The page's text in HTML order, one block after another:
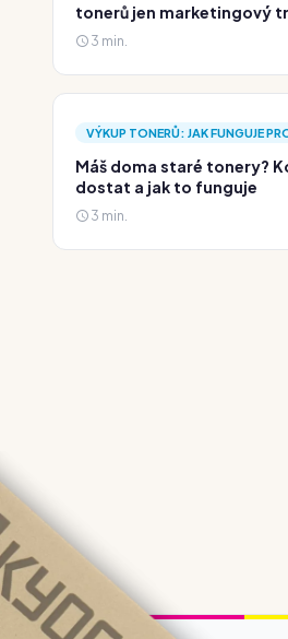
tonerů jen marketingový
3 min.
VÝKUP TONERŮ: JAK FUNGUJE
Máš doma staré tonery?
dostat a jak to funguje
3 min.